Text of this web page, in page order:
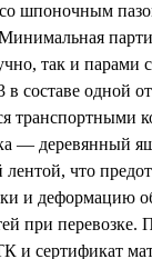
со шпоночным
так и парами
составе одной
— деревянный
лентой, что
и деформацию
при перевозке.
и сертификат